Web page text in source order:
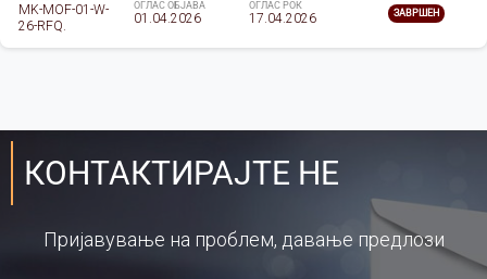
MK-MOF-01-W-
26-RFQ.
ОГЛАС ОБЈАВА
01.04.2026
ОГЛАС РОК
17.04.2026 ЗАВРШЕН
КОНТАКТИРАЈТЕ НЕ
Пријавување на проблем, давање предлози